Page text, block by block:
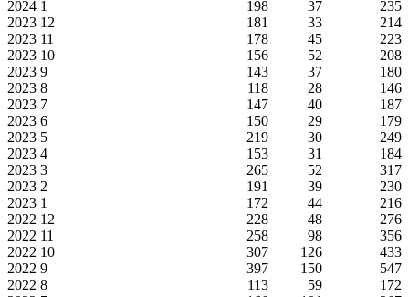
2024 1 198 37
235
2023 12 181 33
214
2023 11 178 45
223
2023 10 156 52
208
2023 9 143 37
180
2023 8 118 28
146
2023 7 147 40
187
2023 6 150 29
179
2023 5 219 30
249
2023 4 153 31
184
2023 3 265 52
317
2023 2 191 39
230
2023 1 172 44
216
2022 12 228 48
276
2022 11 258 98
356
2022 10 307 126
433
2022 9 397 150
547
2022 8 113 59
172